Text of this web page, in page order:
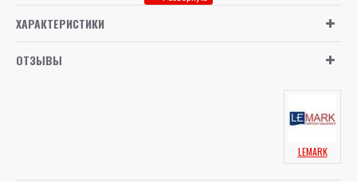
ХАРАКТЕРИСТИКИ
ОТЗЫВЫ
LEMARK